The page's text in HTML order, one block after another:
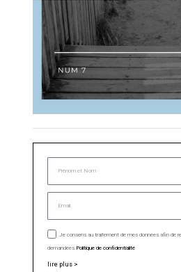
Je consens au traitement de mes données afin de
demandées. Politique de confidentialité
lire plus >